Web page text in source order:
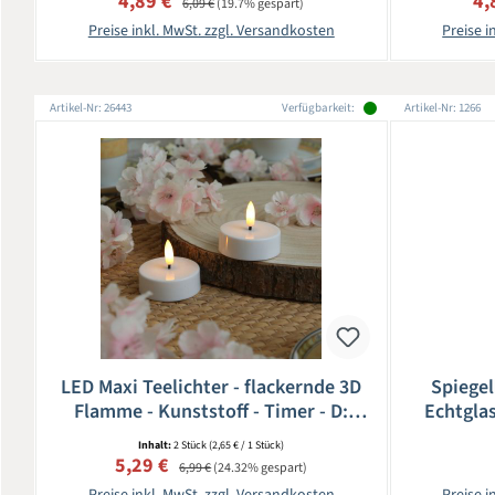
Preise inkl. MwSt. zzgl. Versandkosten Preise
Artikel-Nr: 26443 Verfügbarkeit:
LED Maxi Teelichter - flackernde 3D
Flamme - Kunststoff - Timer - D:
5,8cm - weiß - 2er Set
Inhalt:2 Stück(2,65 € / 1 Stück)
Verkaufspreis:
5,29 € Regulärer Preis:
6,99 €(24.32% gespart)
Artikel-Nr: 1266